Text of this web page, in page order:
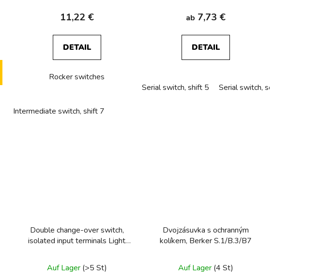
11,22 €
DETAIL
Rocker switches
Intermediate switch, shift 7
ab 7,73 €
DETAIL
Serial switch, shift 5 Serial switch, sorting 5 into
Double change-over switch,
isolated input terminals Light
Auf Lager (>5 St)
Dvojzásuvka s ochranným
kolíkem, Berker S.1/B.3/B7
Auf Lager (4 St)